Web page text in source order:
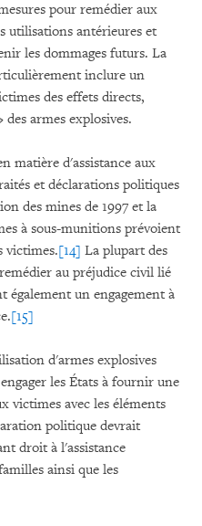
pour remédier aux
utilisations antérieures et
les dommages futurs. La
inclure un
des effets directs,
armes explosives.
matière d'assistance aux
et déclarations politiques
des mines de 1997 et la
à sous-munitions prévoient
victimes.[14] La plupart des
au préjudice civil lié
également un engagement à
[15]
d'armes explosives
les États à fournir une
victimes avec les éléments
politique devrait
droit à l'assistance
ainsi que les